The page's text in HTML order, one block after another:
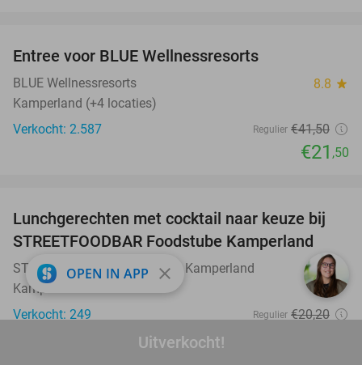
Uitverkocht!
Entree voor BLUE Wellnessresorts
BLUE Wellnessresorts 8.8 star
Kamperland (+4 locaties)
Verkocht: 2.587
Regulier €41,50
€21 ,50
41%
Lunchgerechten met cocktail naar keuze bij
STREETFOODBAR Foodstube Kamperland
STREETFOODBAR Foodstube Kamperland 9.5star
Kamperland
Verkocht: 249
Regulier €20,20
OPEN IN APP close